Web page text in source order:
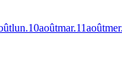
lun.10aoûtmar.11aoûtmer.